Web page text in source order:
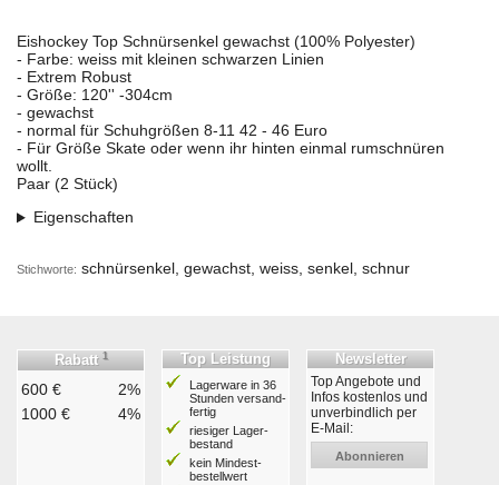
Eishockey Top Schnürsenkel gewachst (100% Polyester)
- Farbe: weiss mit kleinen schwarzen Linien
- Extrem Robust
- Größe: 120'' -304cm
- gewachst
- normal für Schuhgrößen 8-11 42 - 46 Euro
- Für Größe Skate oder wenn ihr hinten einmal rumschnüren
wollt.
Paar (2 Stück)
Eigenschaften
Stichworte: schnürsenkel, gewachst, weiss, senkel, schnur
Rabatt 1
600 €
2%
1000 €
4%
Top Leistung
Lagerware in 36
Stunden ver­sand­
fertig
riesiger Lager­
bestand
kein Mindest­
bestell­wert
Newsletter
Top Angebote und
Infos kostenlos und
unverbindlich per
E-Mail:
Abonnieren